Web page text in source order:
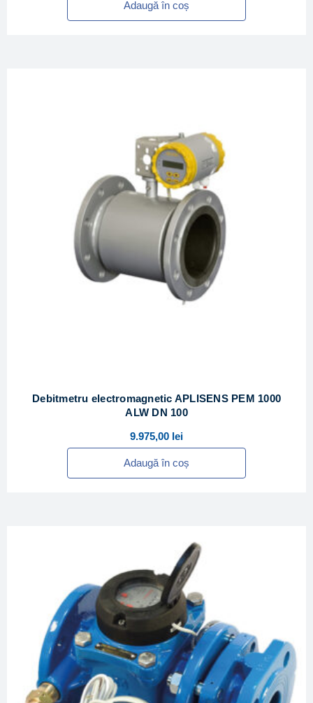
Adaugă în coș
Debitmetru electromagnetic APLISENS PEM 1000
ALW DN 100
9.975,00 lei
Adaugă în coș